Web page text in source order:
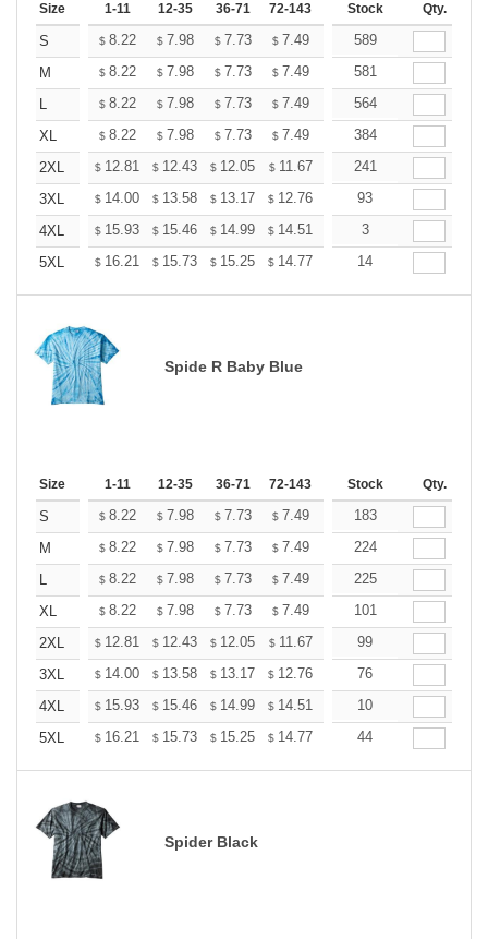
Size 1-11 12-35 36-71 72-143 144-287 288 + More
Stock Qty.
S $ 8.22 $ 7.98 $ 7.73 $ 7.49 7.25
589
M
$ 8.22 $ 7.98 $ 7.73 $ 7.49 7.25
581
L
$ 8.22 $ 7.98 $ 7.73 $ 7.49 7.25
564
XL
$ 8.22 $ 7.98 $ 7.73 $ 7.49 7.25
384
2XL
$ 12.81 $ 12.43 $ 12.05 $ 11.67 11.29
241
3XL
$ 14.00 $ 13.58 $ 13.17 $ 12.76 12.34
93
4XL
$ 15.93 $ 15.46 $ 14.99 $ 14.51 14.04
3
5XL
$ 16.21 $ 15.73 $ 15.25 $ 14.77 14.29
14
Spide R Baby Blue
Size 1-11 12-35 36-71 72-143 144-287 288 + More
Stock Qty.
S $ 8.22 $ 7.98 $ 7.73 $ 7.49 7.25
183
M
$ 8.22 $ 7.98 $ 7.73 $ 7.49 7.25
224
L
$ 8.22 $ 7.98 $ 7.73 $ 7.49 7.25
225
XL
$ 8.22 $ 7.98 $ 7.73 $ 7.49 7.25
101
2XL
$ 12.81 $ 12.43 $ 12.05 $ 11.67 11.29
99
3XL
$ 14.00 $ 13.58 $ 13.17 $ 12.76 12.34
76
4XL
$ 15.93 $ 15.46 $ 14.99 $ 14.51 14.04
10
5XL
$ 16.21 $ 15.73 $ 15.25 $ 14.77 14.29
44
Spider Black